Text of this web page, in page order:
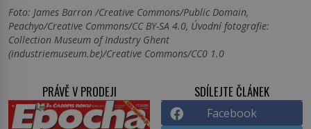
Foto: James Barron /Creative Commons/Public Domain,
Peachyo/Creative Commons/CC BY-SA 4.0, Úvodní fotografie:
Collection Museum of Industry Ghent
(industriemuseum.be)/Creative Commons/CC0 1.0
PRÁVĚ V PRODEJI SDÍLEJTE ČLÁNEK
Facebook